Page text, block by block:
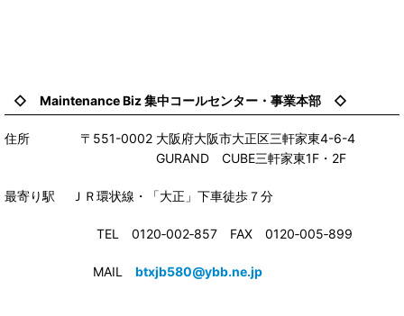
◇ Maintenance Biz 集中コールセンター・事業本部 ◇
住所 〒551-0002 大阪府大阪市大正区三軒家東4-6-4
GURAND CUBE三軒家東1F・2F
最寄り駅 ＪＲ環状線・「大正」下車徒歩７分
TEL 0120‐002‐857 FAX 0120‐005‐899
MAIL btxjb580@ybb.ne.jp